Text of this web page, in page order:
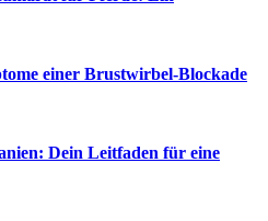
einer Brustwirbel-Blockade
Dein Leitfaden für eine